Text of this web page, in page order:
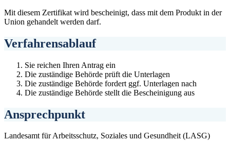
Mit diesem Zertifikat wird bescheinigt, dass mit dem Produkt in der
Union gehandelt werden darf.
Verfahrensablauf
Sie reichen Ihren Antrag ein
Die zuständige Behörde prüft die Unterlagen
Die zuständige Behörde fordert ggf. Unterlagen nach
Die zuständige Behörde stellt die Bescheinigung aus
Ansprechpunkt
Landesamt für Arbeitsschutz, Soziales und Gesundheit (LASG)